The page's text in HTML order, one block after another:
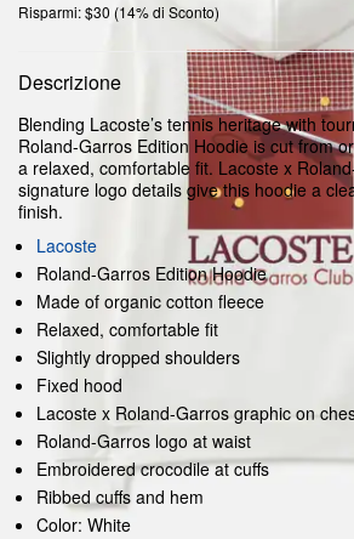
Risparmi: $30 (14% di Sconto)
Descrizione
Blending Lacoste’s tennis heritage with
Roland-Garros Edition Hoodie is cut from
a relaxed, comfortable fit. Lacoste x
signature logo details give this hoodie a
finish.
Lacoste
Roland-Garros Edition Hoodie
Made of organic cotton fleece
Relaxed, comfortable fit
Slightly dropped shoulders
Fixed hood
Lacoste x Roland-Garros graphic on
Roland-Garros logo at waist
Embroidered crocodile at cuffs
Ribbed cuffs and hem
Color: White